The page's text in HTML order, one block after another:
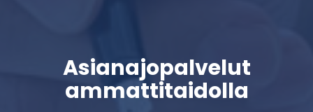
Asianajopalvelut
ammattitaidolla